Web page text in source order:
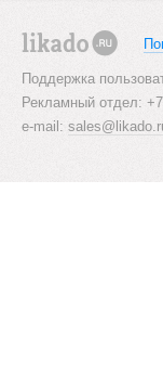
Поддержка
Рекламный отдел:
e-mail: